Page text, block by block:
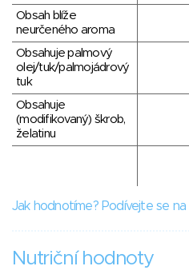
Obsah blíže
neurčeného aroma
Obsahuje palmový
olej/tuk/palmojádrový
tuk
Obsahuje
(modifikovaný) škrob,
želatinu
Jak hodnotíme? Podívejte se
Nutriční hodnoty